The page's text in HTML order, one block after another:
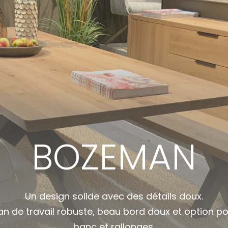
BOZEMAN
Un design solide avec des détails doux.
de travail robuste, beau bord doux et option